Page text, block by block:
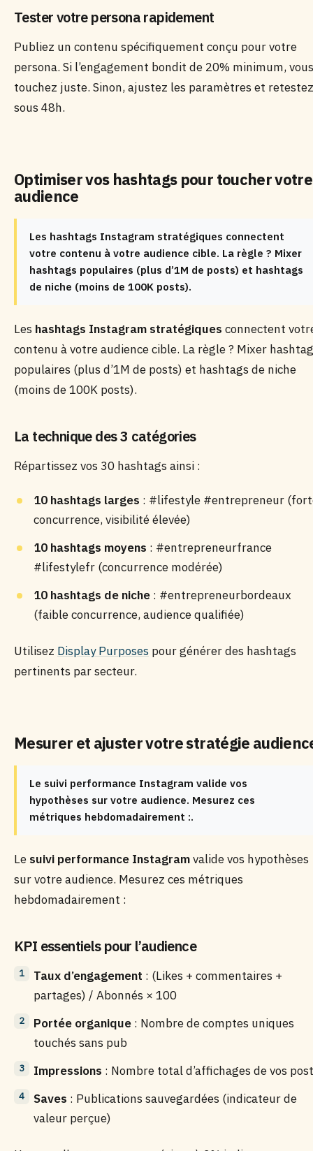
Tester votre persona rapidement
Publiez un contenu spécifiquement conçu pour votre
persona. Si l’engagement bondit de 20% minimum, vous
touchez juste. Sinon, ajustez les paramètres et retestez
sous 48h.
Optimiser vos hashtags pour toucher votre
audience
Les hashtags Instagram stratégiques connectent
votre contenu à votre audience cible. La règle ? Mixer
hashtags populaires (plus d’1M de posts) et hashtags
de niche (moins de 100K posts).
Les hashtags Instagram stratégiques connectent
contenu à votre audience cible. La règle ? Mixer
populaires (plus d’1M de posts) et hashtags de niche
(moins de 100K posts).
La technique des 3 catégories
Répartissez vos 30 hashtags ainsi :
10 hashtags larges : #lifestyle #entrepreneur
concurrence, visibilité élevée)
10 hashtags moyens : #entrepreneurfrance
#lifestylefr (concurrence modérée)
10 hashtags de niche : #entrepreneurbordeaux
(faible concurrence, audience qualifiée)
Utilisez Display Purposes pour générer des hashtags
pertinents par secteur.
Mesurer et ajuster votre stratégie
Le suivi performance Instagram valide vos
hypothèses sur votre audience. Mesurez ces
métriques hebdomadairement :.
Le suivi performance Instagramvalide vos hypothèses
sur votre audience. Mesurez ces métriques
hebdomadairement :
KPI essentiels pour l’audience
Taux d’engagement : (Likes + commentaires +
partages) / Abonnés × 100
Portée organique : Nombre de comptes uniques
touchés sans pub
Impressions : Nombre total d’affichages de vos
Saves : Publications sauvegardées (indicateur de
valeur perçue)